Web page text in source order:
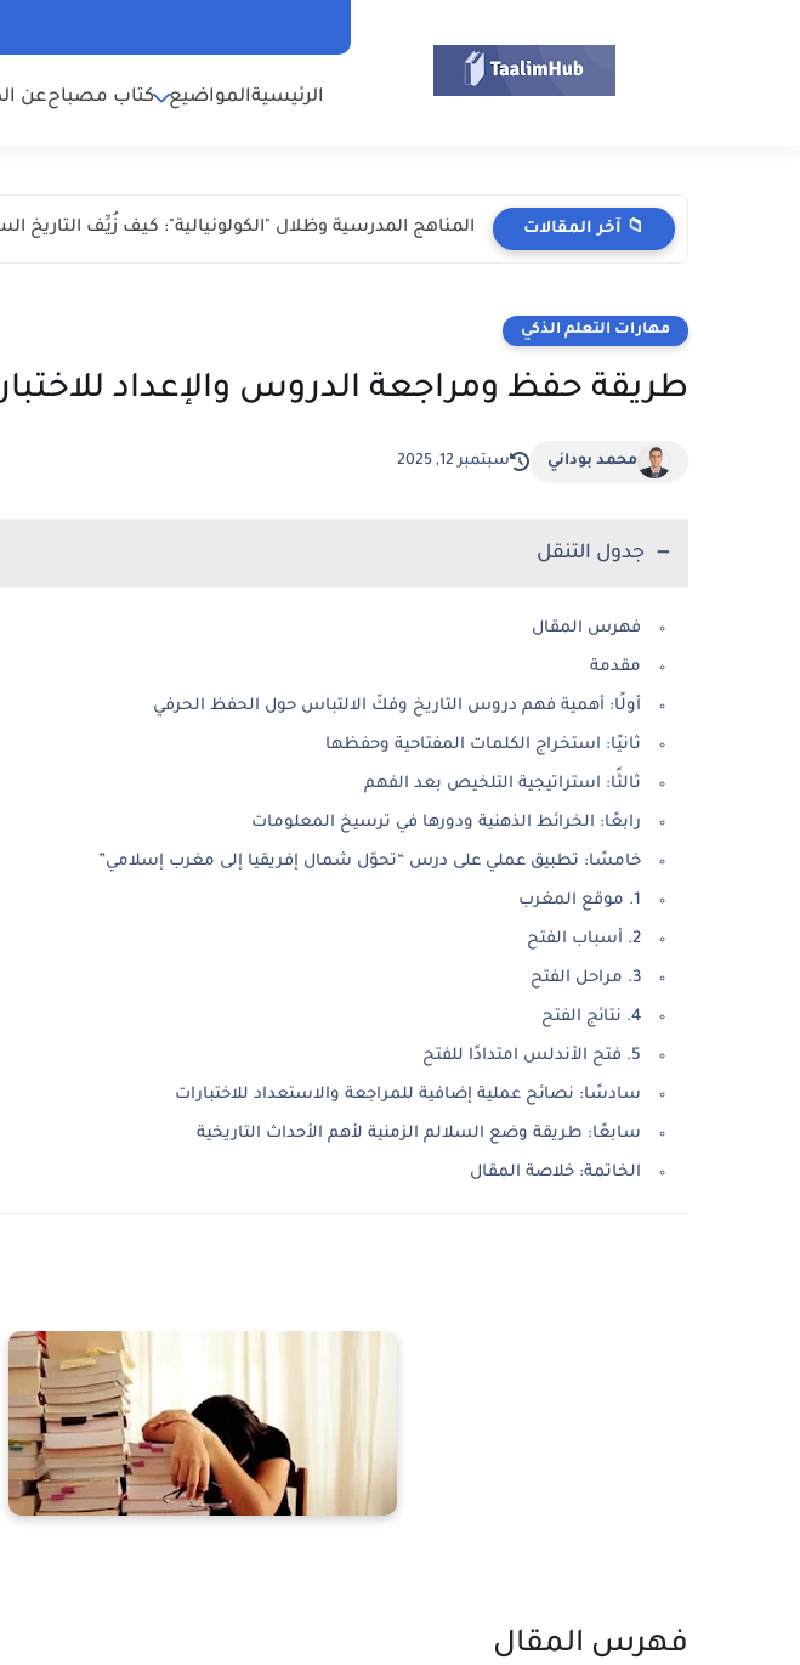
الرئيسيةالمواضيع كتاب مصباحعن
📁 آخر المقالات المناهج المدرسية وظلال "الكولونيالية": كيف زُيِّف التاريخ
مهارات التعلم الذكي
طريقة حفظ ومراجعة الدروس والإعداد
محمد بوداني سبتمبر 12, 2025
جدول التنقل
فهرس المقال
مقدمة
أولًا: أهمية فهم دروس التاريخ وفكّ الالتباس حول الحفظ الحرفي
ثانيًا: استخراج الكلمات المفتاحية وحفظها
ثالثًا: استراتيجية التلخيص بعد الفهم
رابعًا: الخرائط الذهنية ودورها في ترسيخ المعلومات
خامسًا: تطبيق عملي على درس “تحوّل شمال إفريقيا إلى مغرب إسلامي”
1. موقع المغرب
2. أسباب الفتح
3. مراحل الفتح
4. نتائج الفتح
5. فتح الأندلس امتدادًا للفتح
سادسًا: نصائح عملية إضافية للمراجعة والاستعداد للاختبارات
سابعًا: طريقة وضع السلالم الزمنية لأهم الأحداث التاريخية
الخاتمة: خلاصة المقال
فهرس المقال